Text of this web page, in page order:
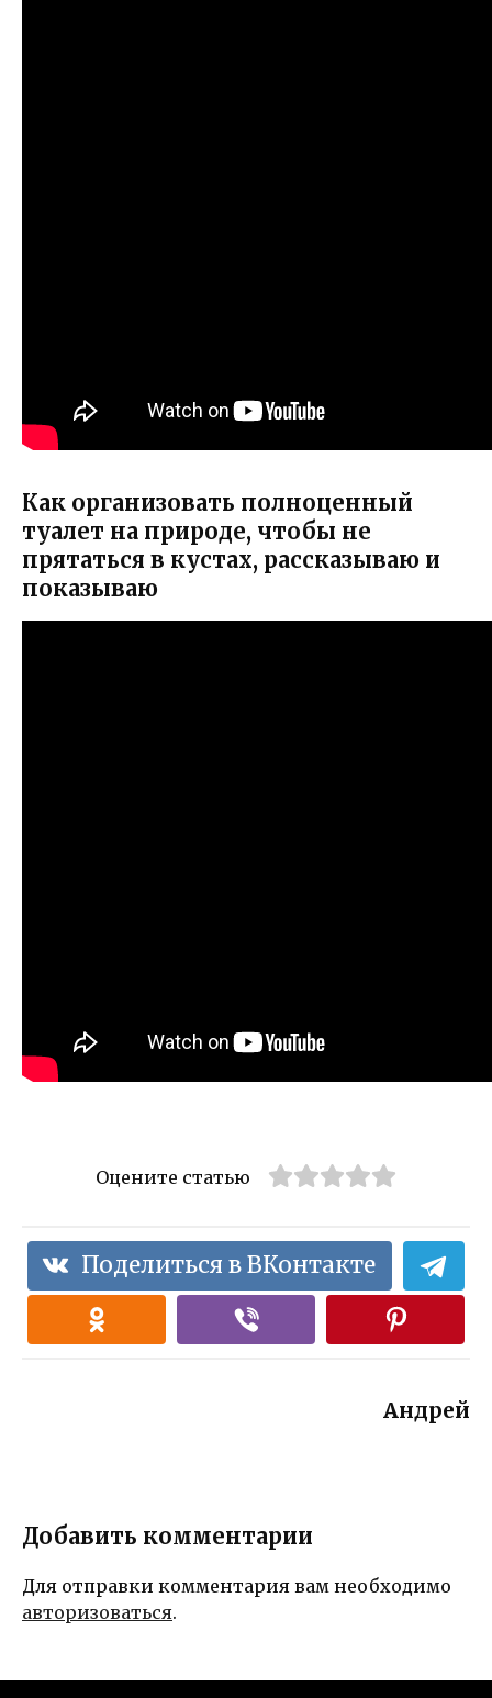
Как организовать полноценный
туалет на природе, чтобы не
прятаться в кустах, рассказываю и
показываю
Оцените статью
Поделиться в ВКонтакте
Андрей
Добавить комментарии
Для отправки комментария вам необходимо
авторизоваться.